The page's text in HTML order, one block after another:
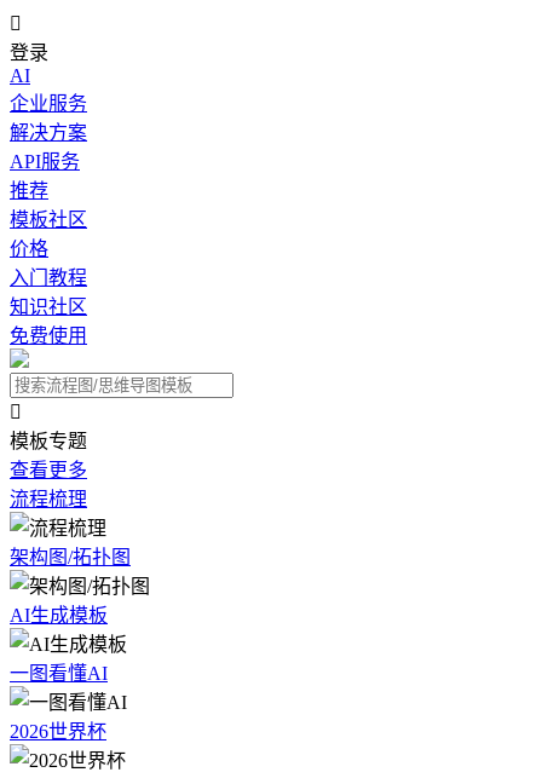

登录
AI
企业服务
解决方案
API服务
推荐
模板社区
价格
入门教程
知识社区
免费使用

模板专题
查看更多
流程梳理
架构图/拓扑图
AI生成模板
一图看懂AI
2026世界杯